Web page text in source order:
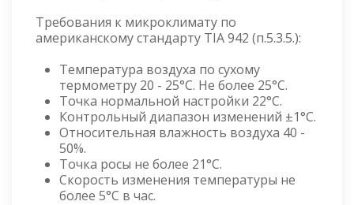
Требования к микроклимату по
американскому стандарту TIA 942 (п.5.3.5.):
Температура воздуха по сухому
термометру 20 - 25°С. Не более 25°С.
Точка нормальной настройки 22°С.
Контрольный диапазон изменений ±1°С.
Относительная влажность воздуха 40 -
50%.
Точка росы не более 21°С.
Скорость изменения температуры не
более 5°С в час.